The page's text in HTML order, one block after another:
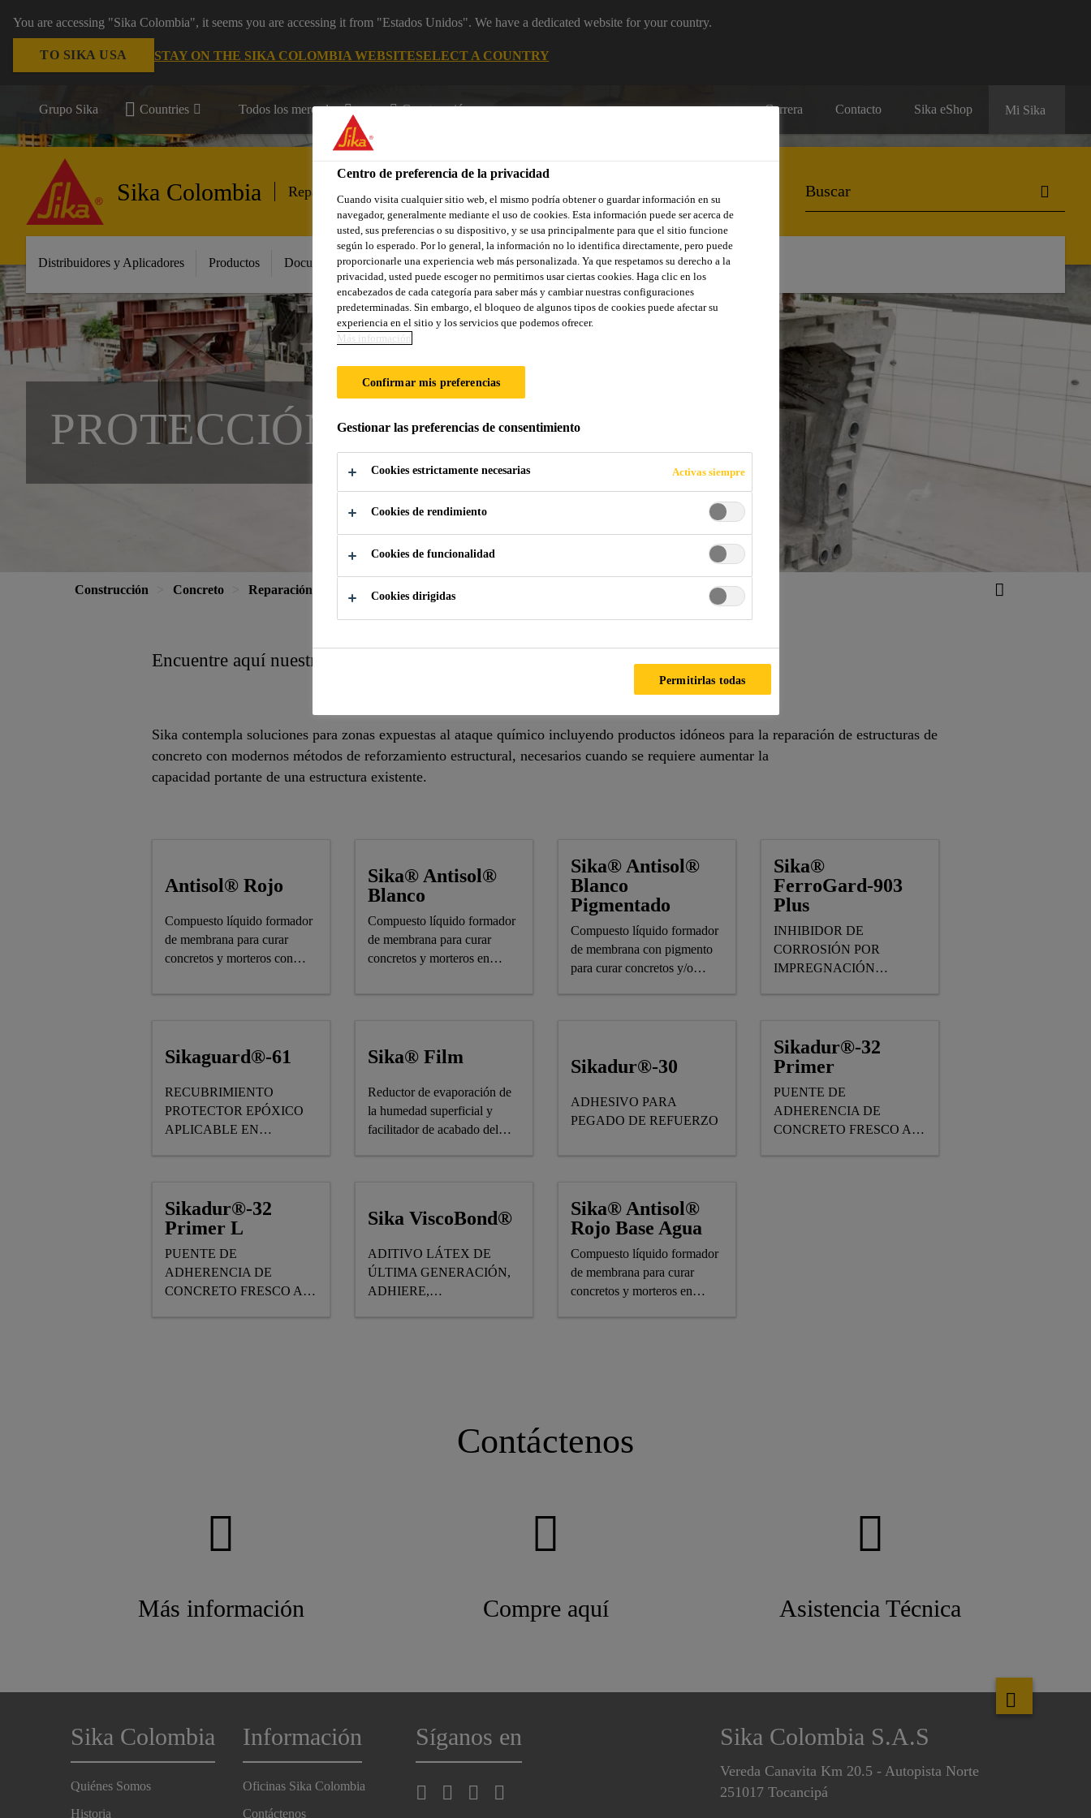
You are accessing "Sika Colombia", it seems you are accessing it from "Estados Unidos". We have a dedicated website for your country.
TO SIKA USA STAY ON THE SIKA COLOMBIA WEBSITESELECT A COUNTRY
Grupo Sika Countries Todos los mercados Construcción Carrera Contacto Sika eShop Mi Sika
Sika Colombia Reparación
Distribuidores y Aplicadores Productos Documentos Contáctenos
PROTECCIÓN DEL CONCRETO
Construcción Concreto Reparación de concreto Protección del concreto
Encuentre aquí nuestras soluciones para la protección del concreto.
Sika contempla soluciones para zonas expuestas al ataque químico incluyendo productos idóneos para la reparación de estructuras de
concreto con modernos métodos de reforzamiento estructural, necesarios cuando se requiere aumentar la
capacidad portante de una estructura existente.
Antisol® Rojo
Compuesto líquido formador
de membrana para curar
concretos y morteros con
Sika® Antisol®
Blanco
Compuesto líquido formador
de membrana para curar
concretos y morteros en
Sika® Antisol®
Blanco
Pigmentado
Compuesto líquido formador
de membrana con pigmento
para curar concretos y/o
Sika®
FerroGard-903
Plus
INHIBIDOR DE
CORROSIÓN POR
IMPREGNACIÓN
Sikaguard®-61
RECUBRIMIENTO
PROTECTOR EPÓXICO
APLICABLE EN
Sika® Film
Reductor de evaporación de
la humedad superficial y
facilitador de acabado del
Sikadur®-30
ADHESIVO PARA
PEGADO DE REFUERZO
Sikadur®-32
Primer
PUENTE DE
ADHERENCIA DE
CONCRETO FRESCO A
Sikadur®-32
Primer L
PUENTE DE
ADHERENCIA DE
CONCRETO FRESCO A
Sika ViscoBond®
ADITIVO LÁTEX DE
ÚLTIMA GENERACIÓN,
ADHIERE,
Sika® Antisol®
Rojo Base Agua
Compuesto líquido formador
de membrana para curar
concretos y morteros en
Contáctenos
Más información Compre aquí Asistencia Técnica
Sika Colombia
Quiénes Somos
Historia
Información
Oficinas Sika Colombia
Contáctenos
Síganos en Sika Colombia S.A.S
Vereda Canavita Km 20.5 - Autopista Norte
251017 Tocancipá
Centro de preferencia de la privacidad
Cuando visita cualquier sitio web, el mismo podría obtener o guardar información en su
navegador, generalmente mediante el uso de cookies. Esta información puede ser acerca de
usted, sus preferencias o su dispositivo, y se usa principalmente para que el sitio funcione
según lo esperado. Por lo general, la información no lo identifica directamente, pero puede
proporcionarle una experiencia web más personalizada. Ya que respetamos su derecho a la
privacidad, usted puede escoger no permitirnos usar ciertas cookies. Haga clic en los
encabezados de cada categoría para saber más y cambiar nuestras configuraciones
predeterminadas. Sin embargo, el bloqueo de algunos tipos de cookies puede afectar su
experiencia en el sitio y los servicios que podemos ofrecer.
Más información
Confirmar mis preferencias
Gestionar las preferencias de consentimiento
Cookies estrictamente necesarias Activas siempre
Cookies de rendimiento
Cookies de funcionalidad
Cookies dirigidas
Permitirlas todas